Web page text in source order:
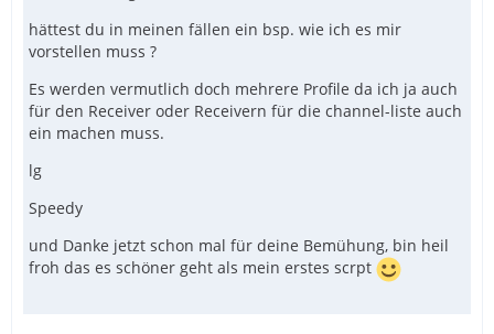
hättest du in meinen fällen ein bsp. wie ich es mir
vorstellen muss ?
Es werden vermutlich doch mehrere Profile da ich ja auch
für den Receiver oder Receivern für die channel-liste auch
ein machen muss.
lg
Speedy
und Danke jetzt schon mal für deine Bemühung, bin heil
froh das es schöner geht als mein erstes scrpt